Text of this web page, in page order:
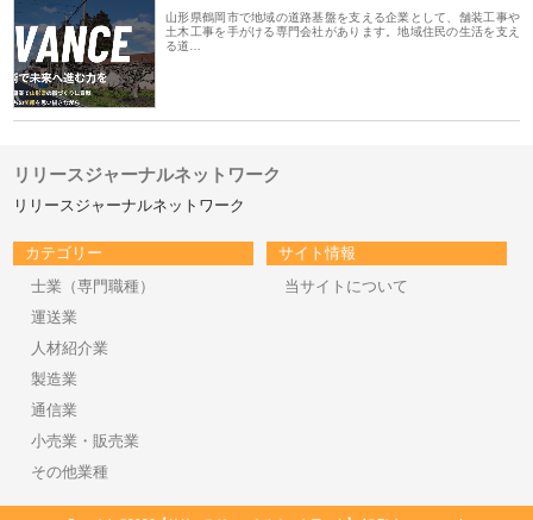
山形県鶴岡市で地域の道路基盤を支える企業として、舗装工事や
土木工事を手がける専門会社があります。地域住民の生活を支え
る道…
リリースジャーナルネットワーク
リリースジャーナルネットワーク
カテゴリー
士業（専門職種）
運送業
人材紹介業
製造業
通信業
小売業・販売業
その他業種
サイト情報
当サイトについて